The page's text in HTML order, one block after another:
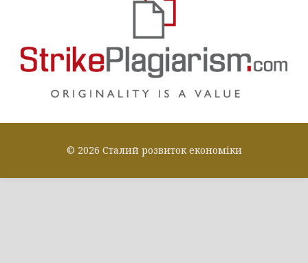
© 2026 Сталий розвиток економіки